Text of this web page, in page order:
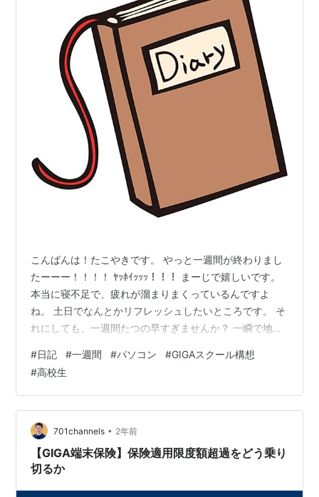
こんばんは！たこやきです。 やっと一週間が終わりまし
たーーー！！！！ ﾔｯﾎｲｯｯｯ！！！ まーじで嬉しいです。
本当に寝不足で、疲れが溜まりまくっているんですよ
ね。 土日でなんとかリフレッシュしたいところです。 そ
れにしても、一週間たつの早すぎませんか？ 一瞬で地獄
た。まあ、嬉しいことなんですけどね！ だけど、少し寂
しいというか、なんというか…。 一瞬で時が過ぎたとい
うことは、つまりそれだけ毎日が楽しかったってことな
んだと思います。 しっかり学校生活を楽しめているなと
実感できたので、良かったです！ さて、もう一つ言いた
いことがあります。 今日は…
#日記 #一週間 #パソコン #GIGAスクール構想
#高校生
701channels • 2年前
【GIGA端末保険】保険適用限度額超過をどう乗り
切るか